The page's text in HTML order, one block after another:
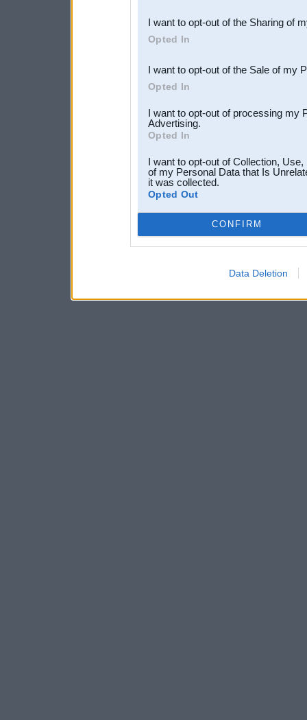
Downstream Participants
third parties.
I want to opt-out of the Sharing of
Opted In
I want to opt-out of the Sale of my
Opted In
I want to opt-out of processing my
Advertising.
Opted In
I want to opt-out of Collection,
of my Personal Data that Is
it was collected.
Opted Out
CONFIRM
Data Deletion